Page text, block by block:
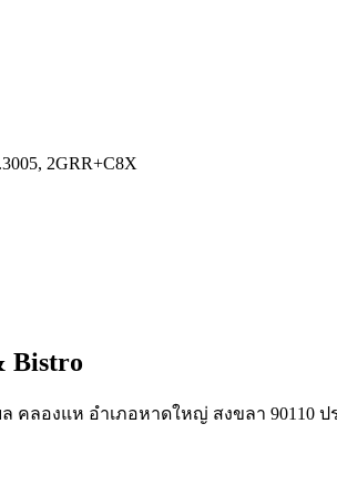
2GRR+C8X
Bistro
คลองแห อำเภอหาดใหญ่ สงขลา 90110 ป